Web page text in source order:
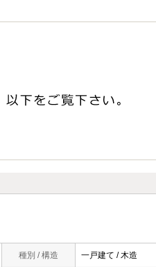
種別 / 構造 一戸建て / 木造